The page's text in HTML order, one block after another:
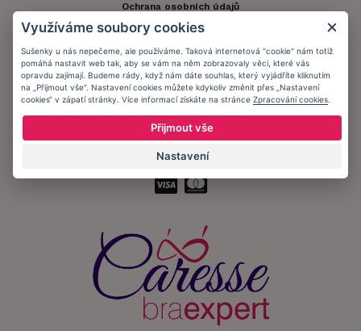
Ochrana osobních údajů
Informační memorandum
Zůstaňte s námi v kontaktu.
Přijímáme platby:
Využíváme soubory cookies
Sušenky u nás nepečeme, ale používáme. Taková internetová "cookie" nám totiž
pomáhá nastavit web tak, aby se vám na něm zobrazovaly věci, které vás
opravdu zajímají. Budeme rády, když nám dáte souhlas, který vyjádříte kliknutím
na „Přijmout vše“. Nastavení cookies můžete kdykoliv změnit přes „Nastavení
cookies“ v zápatí stránky. Více informací získáte na stránce Zpracování cookies
Přijmout vše
Nastavení